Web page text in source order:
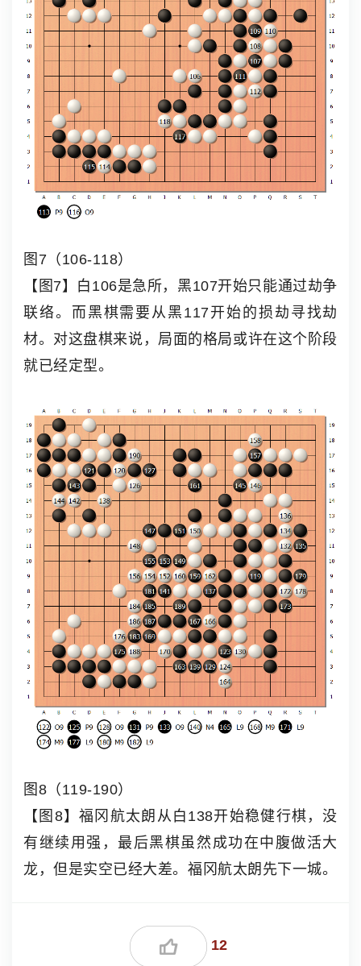
图7（106-118）
【图7】白106是急所，黑107开始只能通过劫争
联络。而黑棋需要从黑117开始的损劫寻找劫
材。对这盘棋来说，局面的格局或许在这个阶段
就已经定型。
图8（119-190）
【图8】福冈航太朗从白138开始稳健行棋，没
有继续用强，最后黑棋虽然成功在中腹做活大
龙，但是实空已经大差。福冈航太朗先下一城。
12